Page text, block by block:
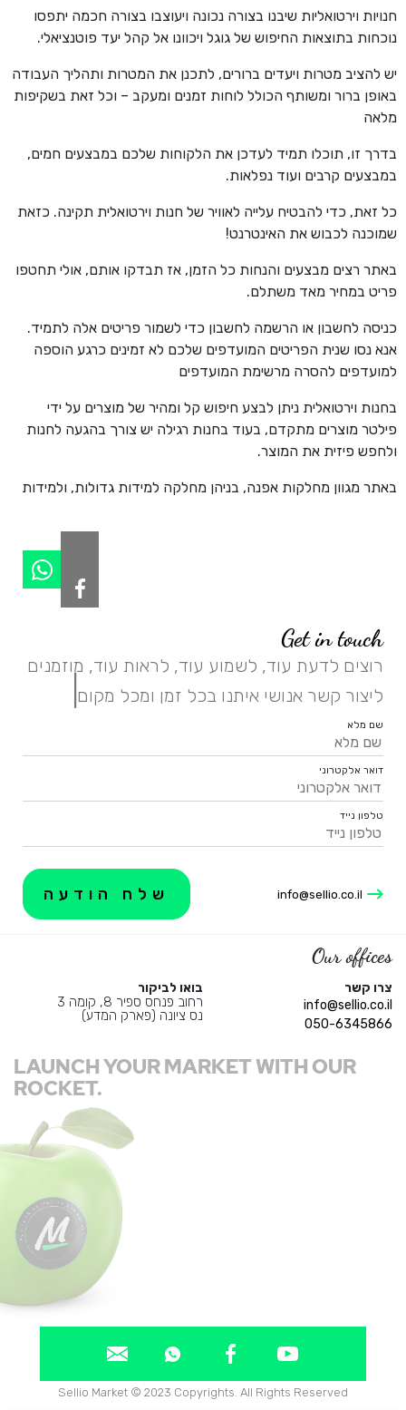
חנויות וירטואליות שיבנו בצורה נכונה ויעוצבו בצורה חכמה יתפסו
נוכחות בתוצאות החיפוש של גוגל ויכוונו אל קהל יעד פוטנציאלי.
יש להציב מטרות ויעדים ברורים, לתכנן את המטרות ותהליך העבודה
באופן ברור ומשותף הכולל לוחות זמנים ומעקב – וכל זאת בשקיפות
מלאה
בדרך זו, תוכלו תמיד לעדכן את הלקוחות שלכם במבצעים חמים,
במבצעים קרבים ועוד נפלאות.
כל זאת, כדי להבטיח עלייה לאוויר של חנות וירטואלית תקינה. כזאת
שמוכנה לכבוש את האינטרנט!
באתר רצים מבצעים והנחות כל הזמן, אז תבדקו אותם, אולי תחטפו
פריט במחיר מאד משתלם.
כניסה לחשבון או הרשמה לחשבון כדי לשמור פריטים אלה לתמיד.
אנא נסו שנית הפריטים המועדפים שלכם לא זמינים כרגע הוספה
למועדפים להסרה מרשימת המועדפים
בחנות וירטואלית ניתן לבצע חיפוש קל ומהיר של מוצרים על ידי
פילטר מוצרים מתקדם, בעוד בחנות רגילה יש צורך בהגעה לחנות
ולחפש פיזית את המוצר.
באתר מגוון מחלקות אפנה, בניהן מחלקה למידות גדולות, ולמידות
Get in touch
רוצים לדעת עוד, לשמוע עוד, לראות עוד, מוזמנים
ליצור קשר אנושי איתנו בכל זמן ומכל מקום.
|
שם מלא
דואר אלקטרוני
טלפון נייד
info@sellio.co.il
Our offices
צרו קשר
info@sellio.co.il
050-6345866
בואו לביקור
רחוב פנחס ספיר 8, קומה 3
נס ציונה (פארק המדע)
LAUNCH YOUR MARKET WITH OUR
ROCKET.
Sellio Market © 2023 Copyrights. All Rights Reserved